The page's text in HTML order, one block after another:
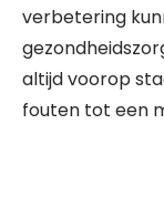
verbetering
altijd voorop
fouten tot een